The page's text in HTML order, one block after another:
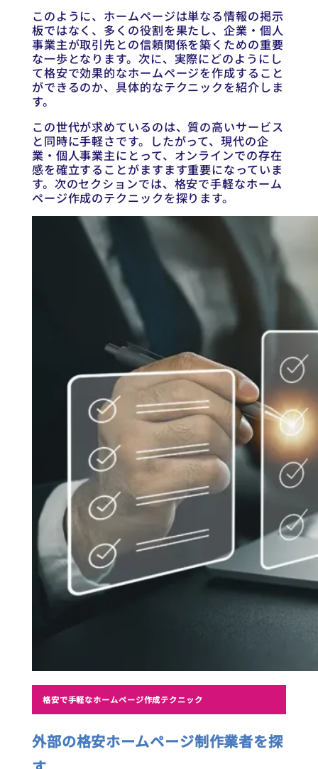
このように、ホームページは単なる情報の掲示
板ではなく、多くの役割を果たし、企業・個人
事業主が取引先との信頼関係を築くための重要
な一歩となります。次に、実際にどのようにし
て格安で効果的なホームページを作成すること
ができるのか、具体的なテクニックを紹介しま
す。
この世代が求めているのは、質の高いサービス
と同時に手軽さです。したがって、現代の企
業・個人事業主にとって、オンラインでの存在
感を確立することがますます重要になっていま
す。次のセクションでは、格安で手軽なホーム
ページ作成のテクニックを探ります。
格安で手軽なホームページ作成テクニック
外部の格安ホームページ制作業者を探